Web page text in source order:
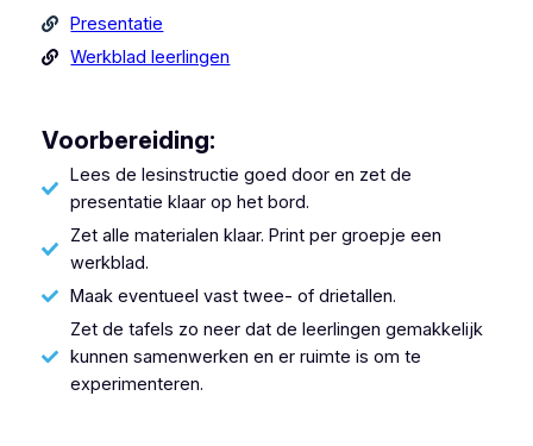
Presentatie
Werkblad leerlingen
Voorbereiding:
Lees de lesinstructie goed door en zet de
presentatie klaar op het bord.
Zet alle materialen klaar. Print per groepje een
werkblad.
Maak eventueel vast twee- of drietallen.
Zet de tafels zo neer dat de leerlingen gemakkelijk
kunnen samenwerken en er ruimte is om te
experimenteren.